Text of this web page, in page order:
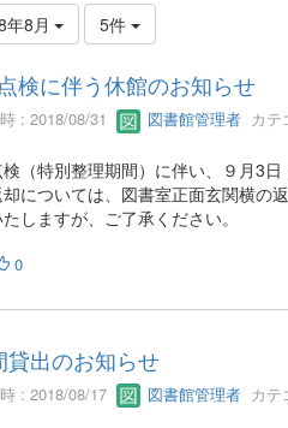
年8月 5件
検に伴う休館のお知らせ
: 2018/08/31 図書館管理者カテ
（特別整理期間）に伴い、９月3
については、図書室正面玄関横の
しますが、ご了承ください。
0
貸出のお知らせ
: 2018/08/17 図書館管理者カテ